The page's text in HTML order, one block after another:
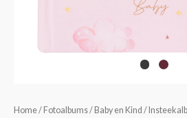
Home/ Fotoalbums/ Baby en Kind /